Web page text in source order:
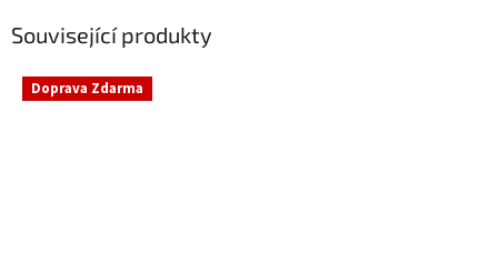
Související produkty
Doprava Zdarma